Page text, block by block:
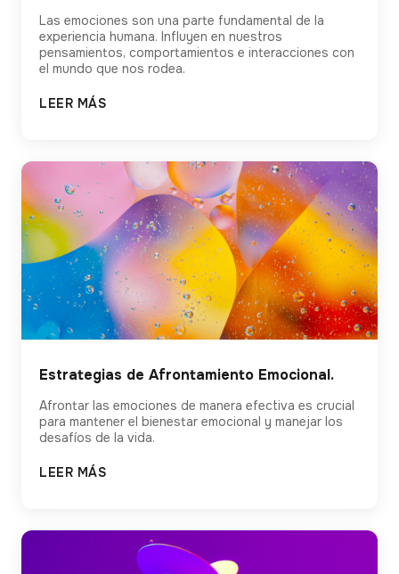
Las emociones son una parte fundamental de la
experiencia humana. Influyen en nuestros
pensamientos, comportamientos e interacciones con
el mundo que nos rodea.
LEER MÁS
Estrategias de Afrontamiento Emocional.
Afrontar las emociones de manera efectiva es crucial
para mantener el bienestar emocional y manejar los
desafíos de la vida.
LEER MÁS